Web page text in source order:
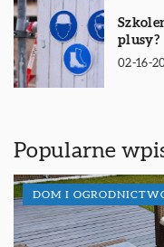
plusy?
02-16-
Popularne
DOM I